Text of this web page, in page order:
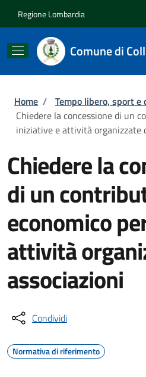
Regione Lombardia
Comune di
Briciole di pane
Home / Tempo libero, sport e
Chiedere la concessione di un
iniziative e attività organizzate
Chiedere la
di un
economico
attività
associazioni
Condividi
Normativa di riferimento